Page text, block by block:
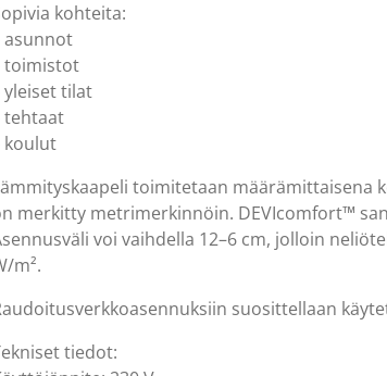
kohteita:
asunnot
toimistot
yleiset tilat
tehtaat
koulut
toimitetaan määrämittaisena
merkitty metrimerkinnöin. DEVIcomfort™
voi vaihdella 12–6 cm, jolloin
m².
suosittellaan
tiedot: